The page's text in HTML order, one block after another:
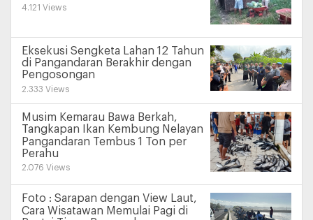
4.121 Views
Eksekusi Sengketa Lahan 12 Tahun
di Pangandaran Berakhir dengan
Pengosongan
2.333 Views
Musim Kemarau Bawa Berkah,
Tangkapan Ikan Kembung Nelayan
Pangandaran Tembus 1 Ton per
Perahu
2.076 Views
Foto : Sarapan dengan View Laut,
Cara Wisatawan Memulai Pagi di